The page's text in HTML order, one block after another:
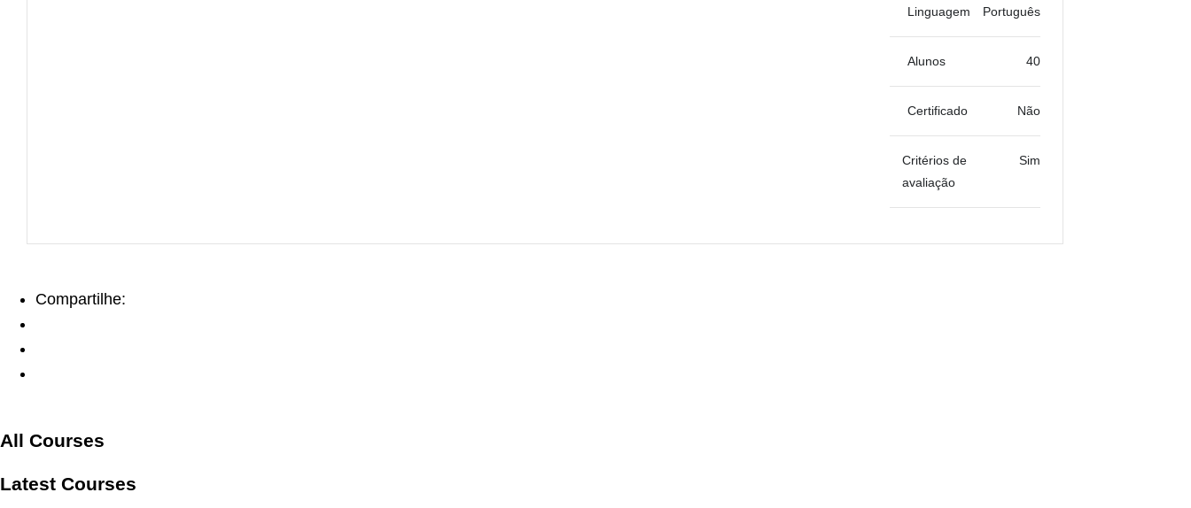
Linguagem Português
Alunos 40
Certificado Não
Critérios de
avaliação
Sim
Compartilhe:
All Courses
Latest Courses